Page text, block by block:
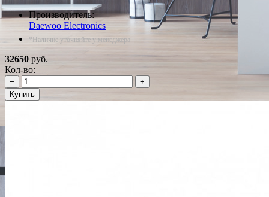
Производитель:
Daewoo Electronics
*Наличие уточняйте у менеджера
32650 руб.
Кол-во:
−
+
Купить